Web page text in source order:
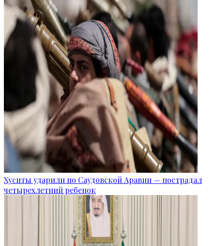
Хуситы ударили по Саудовской Аравии — пострадал
четырехлетний ребенок